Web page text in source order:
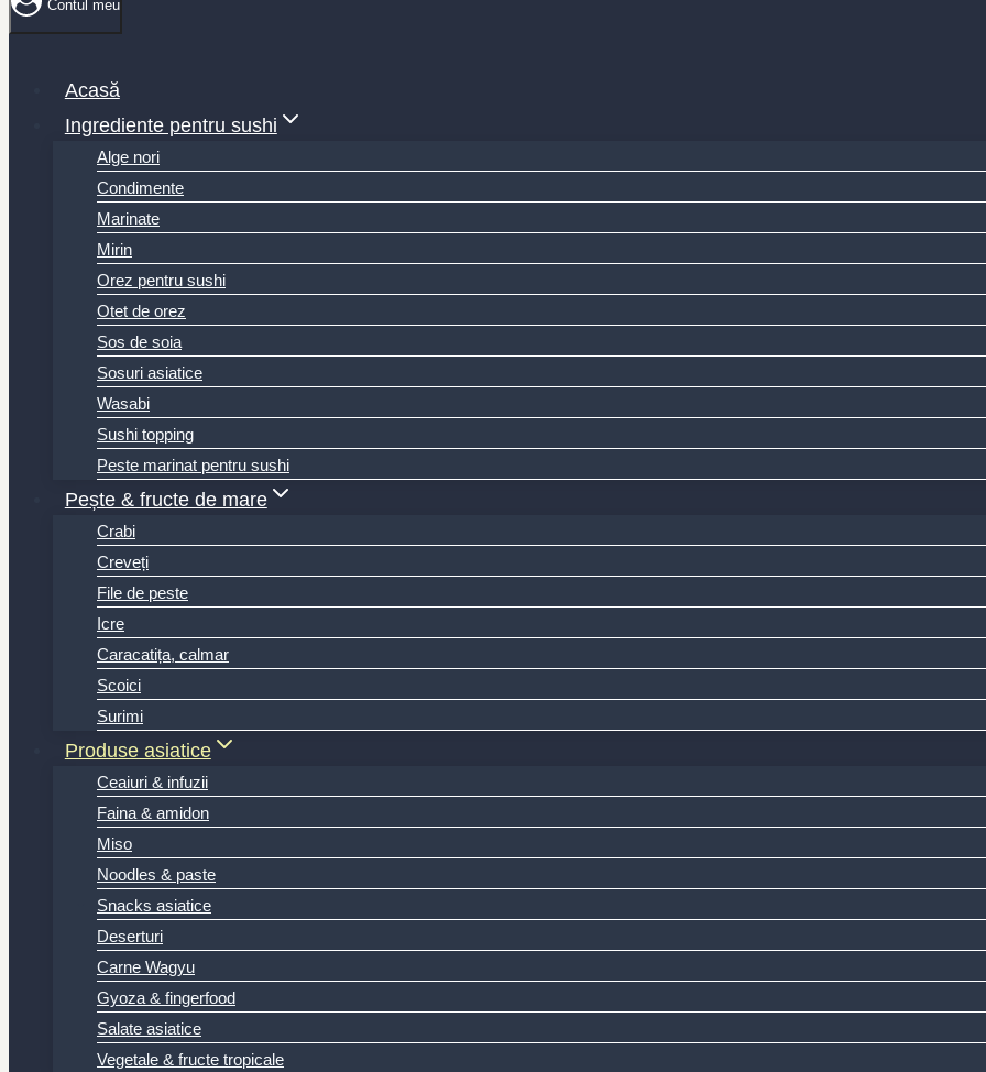
Contul meu
Acasă
Ingrediente pentru sushi
Alge nori
Condimente
Marinate
Mirin
Orez pentru sushi
Otet de orez
Sos de soia
Sosuri asiatice
Wasabi
Sushi topping
Peste marinat pentru sushi
Pește & fructe de mare
Crabi
Creveți
File de peste
Icre
Caracatița, calmar
Scoici
Surimi
Produse asiatice
Ceaiuri & infuzii
Faina & amidon
Miso
Noodles & paste
Snacks asiatice
Deserturi
Carne Wagyu
Gyoza & fingerfood
Salate asiatice
Vegetale & fructe tropicale